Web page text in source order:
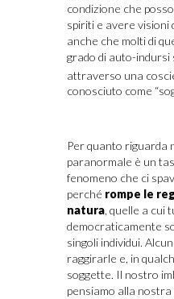
condizione che
spiriti e avere visioni
anche che molti di
grado di auto-indursi
attraverso una
conosciuto come
Per quanto riguarda
paranormale è un
fenomeno che ci
perché rompe le
natura, quelle a cui
democraticamente
singoli individui.
raggirarle e, in
soggette. Il nostro
pensiamo alla